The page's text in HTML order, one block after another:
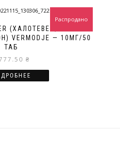
(ХАЛОТЕВЕР,
VERMODJE — 10МГ/50
ТАБ
₴
Распродано